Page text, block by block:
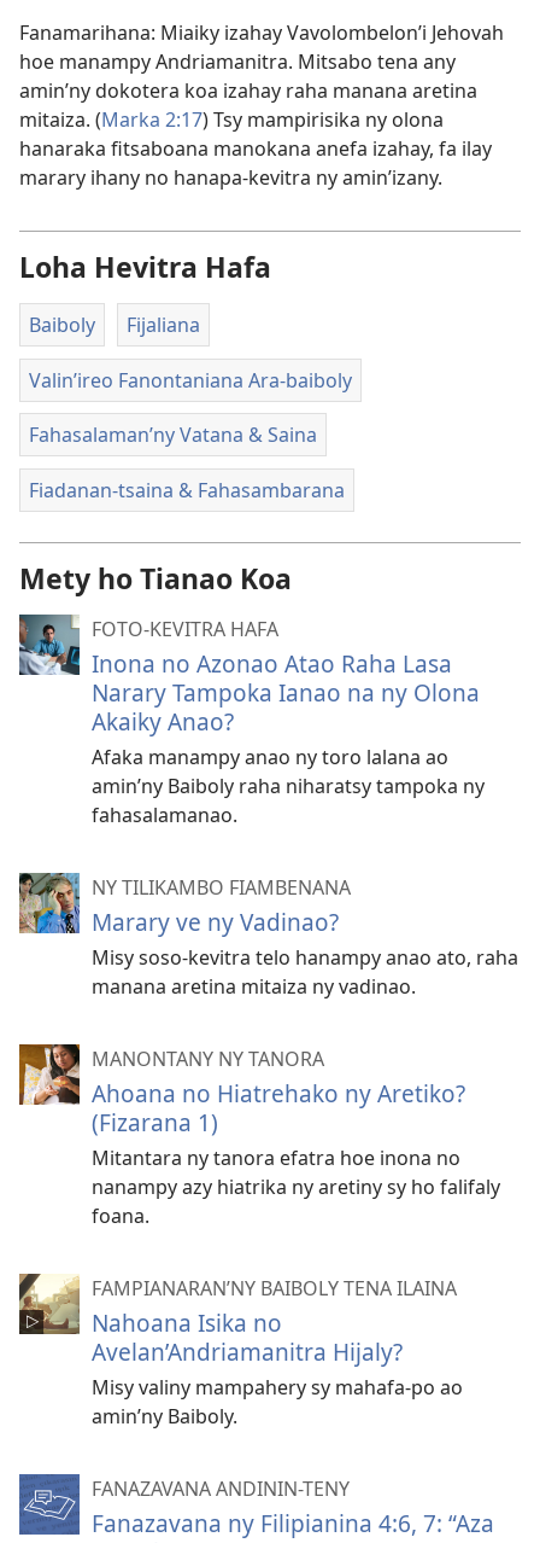
Fanamarihana: Miaiky izahay Vavolombelon’i Jehovah
hoe manampy Andriamanitra. Mitsabo tena any
amin’ny dokotera koa izahay raha manana aretina
mitaiza. (Marka 2:17) Tsy mampirisika ny olona
hanaraka fitsaboana manokana anefa izahay, fa ilay
marary ihany no hanapa-kevitra ny amin’izany.
Loha Hevitra Hafa
Baiboly Fijaliana
Valin’ireo Fanontaniana Ara-baiboly
Fahasalaman’ny Vatana & Saina
Fiadanan-tsaina & Fahasambarana
Mety ho Tianao Koa
FOTO-KEVITRA HAFA
Inona no Azonao Atao Raha Lasa
Narary Tampoka Ianao na ny Olona
Akaiky Anao?
Afaka manampy anao ny toro lalana ao
amin’ny Baiboly raha niharatsy tampoka ny
fahasalamanao.
NY TILIKAMBO FIAMBENANA
Marary ve ny Vadinao?
Misy soso-kevitra telo hanampy anao ato, raha
manana aretina mitaiza ny vadinao.
MANONTANY NY TANORA
Ahoana no Hiatrehako ny Aretiko?
(Fizarana 1)
Mitantara ny tanora efatra hoe inona no
nanampy azy hiatrika ny aretiny sy ho falifaly
foana.
FAMPIANARAN’NY BAIBOLY TENA ILAINA
Nahoana Isika no
Avelan’Andriamanitra Hijaly?
Misy valiny mampahery sy mahafa-po ao
amin’ny Baiboly.
FANAZAVANA ANDININ-TENY
Fanazavana ny Filipianina 4:6, 7: “Aza